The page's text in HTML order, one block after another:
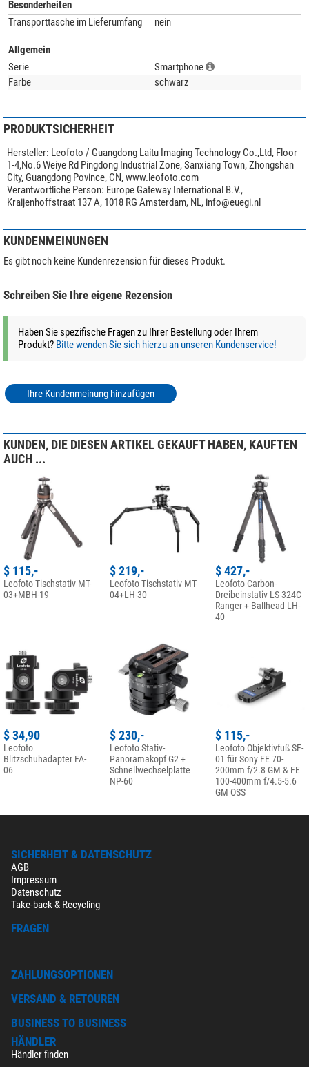
Besonderheiten
Transporttasche im Lieferumfang
nein
Allgemein
Serie
Smartphone
Farbe
schwarz
PRODUKTSICHERHEIT
Hersteller: Leofoto / Guangdong Laitu Imaging Technology Co.,Ltd, Floor
1-4,No.6 Weiye Rd Pingdong Industrial Zone, Sanxiang Town, Zhongshan
City, Guangdong Povince, CN, www.leofoto.com
Verantwortliche Person: Europe Gateway International B.V.,
Kraijenhoffstraat 137 A, 1018 RG Amsterdam, NL, info@euegi.nl
KUNDENMEINUNGEN
Es gibt noch keine Kundenrezension für dieses Produkt.
Schreiben Sie Ihre eigene Rezension
Haben Sie spezifische Fragen zu Ihrer Bestellung oder Ihrem
Produkt? Bitte wenden Sie sich hierzu an unseren Kundenservice!
Ihre Kundenmeinung hinzufügen
KUNDEN, DIE DIESEN ARTIKEL GEKAUFT HABEN, KAUFTEN
AUCH ...
$ 115,-
Leofoto Tischstativ MT-
03+MBH-19
$ 219,-
Leofoto Tischstativ MT-
04+LH-30
$ 427,-
Leofoto Carbon-
Dreibeinstativ LS-324C
Ranger + Ballhead LH-
40
$ 34,90
Leofoto
Blitzschuhadapter FA-
06
$ 230,-
Leofoto Stativ-
Panoramakopf G2 +
Schnellwechselplatte
NP-60
$ 115,-
Leofoto Objektivfuß SF-
01 für Sony FE 70-
200mm f/2.8 GM & FE
100-400mm f/4.5-5.6
GM OSS
SICHERHEIT & DATENSCHUTZ
AGB
Impressum
Datenschutz
Take-back & Recycling
FRAGEN
ZAHLUNGSOPTIONEN
VERSAND & RETOUREN
BUSINESS TO BUSINESS
HÄNDLER
Händler finden